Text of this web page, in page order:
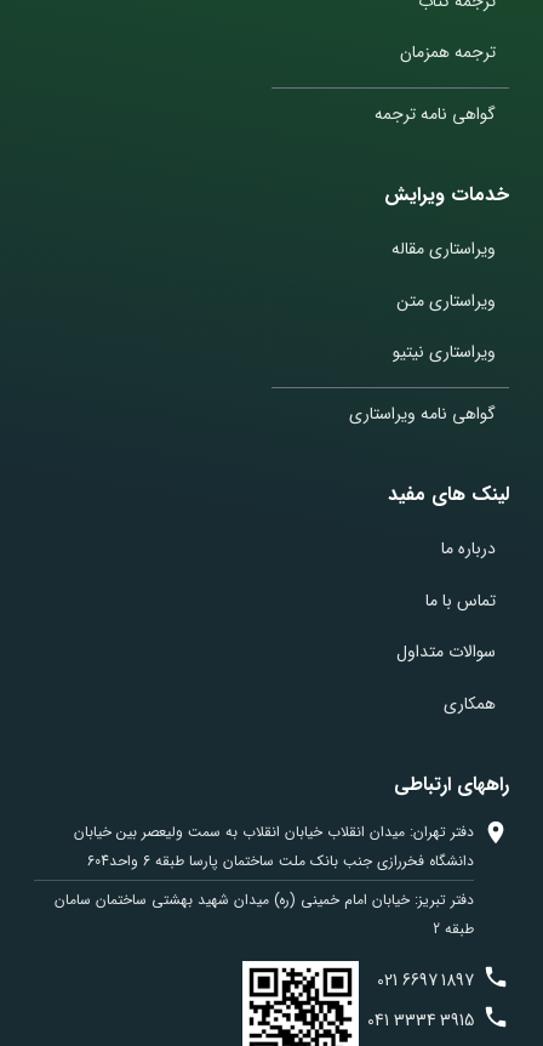
ترجمه همزمان
گواهی نامه ترجمه
خدمات ویرایش
ویراستاری مقاله
ویراستاری متن
ویراستاری نیتیو
گواهی نامه ویراستاری
لینک های مفید
درباره ما
تماس با ما
سوالات متداول
همکاری
راههای ارتباطی
دفتر تهران: میدان انقلاب خیابان انقلاب به سمت ولیعصر بین خیابان
دانشگاه فخررازی جنب بانک ملت ساختمان پارسا طبقه 6 واحد604
دفتر تبریز: خیابان امام خمینی (ره) میدان شهید بهشتی ساختمان سامان
طبقه 2
021 66971897
041 33343915